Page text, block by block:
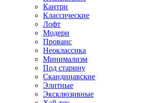
Кантри
Классические
Лофт
Модерн
Прованс
Неоклассика
Минимализм
Под старину
Скандинавские
Элитные
Эксклюзивные